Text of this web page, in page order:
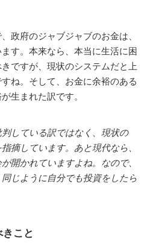
政府のジャブジャブのお金は、
す。本来なら、本当に生活に困
ですが、現状のシステムだと上
ね。そして、お金に余裕のある
生まれた訳です。
している訳ではなく、現状の
摘しています。あと現代なら、
開かれていますよね。なので、
じように自分でも投資をしたら
こと